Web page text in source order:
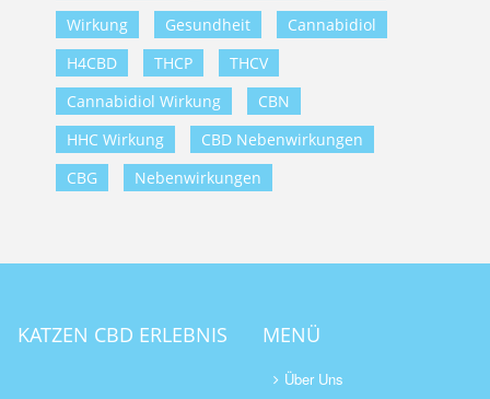
Wirkung
Gesundheit
Cannabidiol
H4CBD
THCP
THCV
Cannabidiol Wirkung
CBN
HHC Wirkung
CBD Nebenwirkungen
CBG
Nebenwirkungen
KATZEN CBD ERLEBNIS MENÜ
Über Uns